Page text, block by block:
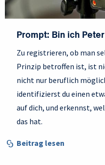
Prompt: Bin ich
Zu registrieren, ob man
Prinzip betroffen ist, ist
nicht nur beruflich
identifizierst du einen
auf dich, und erkennst,
das hat.
Beitrag lesen